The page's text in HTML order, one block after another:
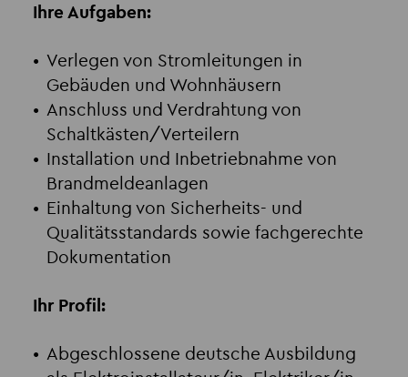
Ihre Aufgaben:
Verlegen von Stromleitungen in
Gebäuden und Wohnhäusern
Anschluss und Verdrahtung von
Schaltkästen/Verteilern
Installation und Inbetriebnahme von
Brandmeldeanlagen
Einhaltung von Sicherheits- und
Qualitätsstandards sowie fachgerechte
Dokumentation
Ihr Profil:
Abgeschlossene deutsche Ausbildung